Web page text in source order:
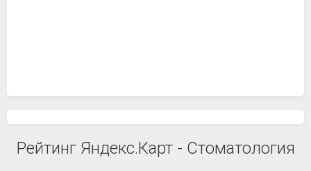
Рейтинг Яндекс.Карт - Стоматология